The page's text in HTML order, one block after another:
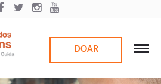
DOAR